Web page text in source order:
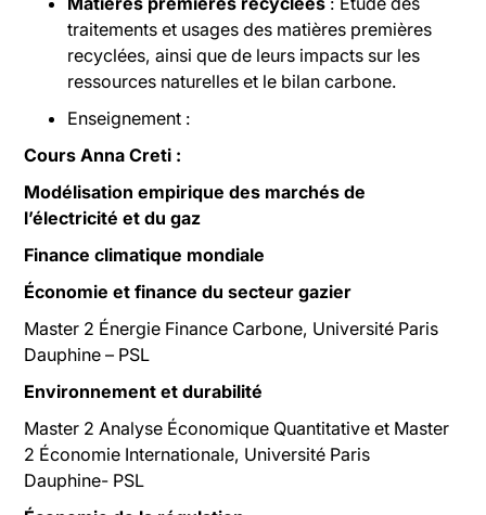
traitements et usages des matières premières
recyclées, ainsi que de leurs impacts sur les
ressources naturelles et le bilan carbone.
Enseignement :
Cours Anna Creti :
Modélisation empirique des marchés de
l’électricité et du gaz
Finance climatique mondiale
Économie et finance du secteur gazier
Master 2 Énergie Finance Carbone, Université Paris
Dauphine – PSL
Environnement et durabilité
Master 2 Analyse Économique Quantitative et Master
2 Économie Internationale, Université Paris
Dauphine- PSL